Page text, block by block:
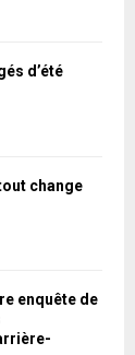
d’été
change
enquête de